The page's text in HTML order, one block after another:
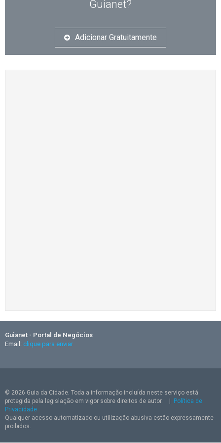
Guianet?
Adicionar Gratuitamente
Guianet - Portal de Negócios
Email: clique para enviar
© 2026 Guia da Cidade. Toda a informação incluída neste serviço está
protegida pela legislação em vigor sobre direitos de autor.
Política de
Privacidade
Qualquer acesso automatizado ou utilização abusiva estão expressamente
proibidos.